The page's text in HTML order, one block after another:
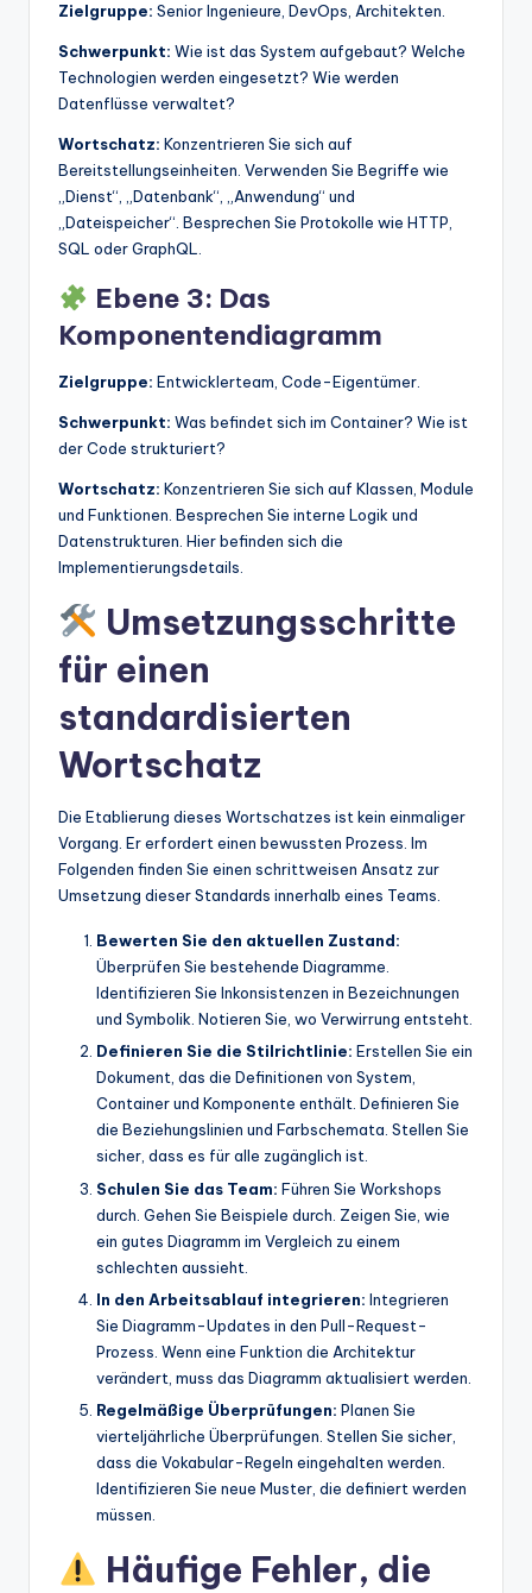
Zielgruppe: Senior Ingenieure, DevOps, Architekten.
Schwerpunkt: Wie ist das System aufgebaut? Welche
Technologien werden eingesetzt? Wie werden
Datenflüsse verwaltet?
Wortschatz: Konzentrieren Sie sich auf
Bereitstellungseinheiten. Verwenden Sie Begriffe wie
„Dienst“, „Datenbank“, „Anwendung“ und
„Dateispeicher“. Besprechen Sie Protokolle wie HTTP,
SQL oder GraphQL.
Ebene 3: Das
Komponentendiagramm
Zielgruppe: Entwicklerteam, Code-Eigentümer.
Schwerpunkt: Was befindet sich im Container? Wie ist
der Code strukturiert?
Wortschatz: Konzentrieren Sie sich auf Klassen, Module
und Funktionen. Besprechen Sie interne Logik und
Datenstrukturen. Hier befinden sich die
Implementierungsdetails.
Umsetzungsschritte
für einen
standardisierten
Wortschatz
Die Etablierung dieses Wortschatzes ist kein einmaliger
Vorgang. Er erfordert einen bewussten Prozess. Im
Folgenden finden Sie einen schrittweisen Ansatz zur
Umsetzung dieser Standards innerhalb eines Teams.
Bewerten Sie den aktuellen Zustand:
Überprüfen Sie bestehende Diagramme.
Identifizieren Sie Inkonsistenzen in Bezeichnungen
und Symbolik. Notieren Sie, wo Verwirrung entsteht.
Definieren Sie die Stilrichtlinie: Erstellen Sie ein
Dokument, das die Definitionen von System,
Container und Komponente enthält. Definieren Sie
die Beziehungslinien und Farbschemata. Stellen Sie
sicher, dass es für alle zugänglich ist.
Schulen Sie das Team: Führen Sie Workshops
durch. Gehen Sie Beispiele durch. Zeigen Sie, wie
ein gutes Diagramm im Vergleich zu einem
schlechten aussieht.
In den Arbeitsablauf integrieren: Integrieren
Sie Diagramm-Updates in den Pull-Request-
Prozess. Wenn eine Funktion die Architektur
verändert, muss das Diagramm aktualisiert werden.
Regelmäßige Überprüfungen: Planen Sie
vierteljährliche Überprüfungen. Stellen Sie sicher,
dass die Vokabular-Regeln eingehalten werden.
Identifizieren Sie neue Muster, die definiert werden
müssen.
Häufige Fehler, die